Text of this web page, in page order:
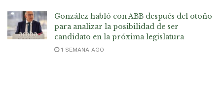
González habló con ABB después del otoño
para analizar la posibilidad de ser
candidato en la próxima legislatura
1 SEMANA AGO